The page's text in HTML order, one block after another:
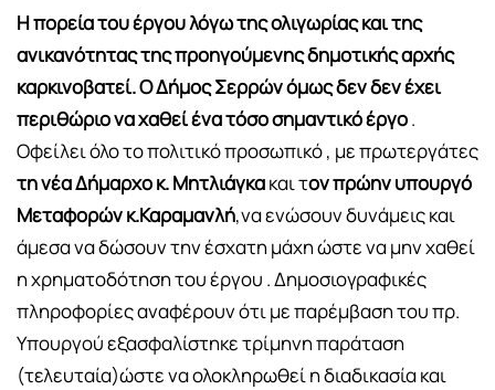
Η πορεία του έργου λόγω της ολιγωρίας και της
ανικανότητας της προηγούμενης δημοτικής αρχής
καρκινοβατεί. Ο Δήμος Σερρών όμως δεν δεν έχει
περιθώριο να χαθεί ένα τόσο σημαντικό έργο.
Οφείλει όλο το πολιτικό προσωπικό , με πρωτεργάτες
τη νέα Δήμαρχο κ. Μητλιάγκακαι τον πρώην υπουργό
Μεταφορών κ.Καραμανλή,να ενώσουν δυνάμεις και
άμεσα να δώσουν την έσχατη μάχη ώστε να μην χαθεί
η χρηματοδότηση του έργου . Δημοσιογραφικές
πληροφορίες αναφέρουν ότι με παρέμβαση του πρ.
Υπουργού εξασφαλίστηκε τρίμηνη παράταση
(τελευταία)ώστε να ολοκληρωθεί η διαδικασία και